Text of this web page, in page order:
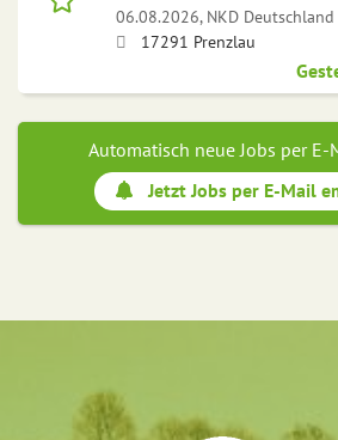
06.08.2026, NKD Deutschland
17291 Prenzlau
Automatisch neue Jobs per
Jetzt Jobs per E-Mail